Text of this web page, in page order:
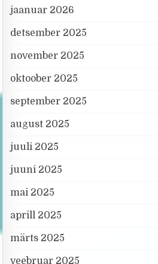
jaanuar 2026
detsember 2025
november 2025
oktoober 2025
september 2025
august 2025
juuli 2025
juuni 2025
mai 2025
aprill 2025
märts 2025
veebruar 2025